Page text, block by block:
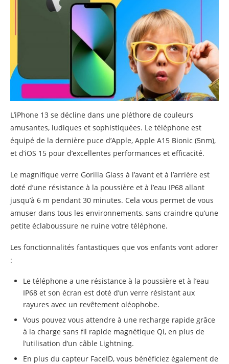
L’iPhone 13 se décline dans une pléthore de couleurs
amusantes, ludiques et sophistiquées. Le téléphone est
équipé de la dernière puce d’Apple, Apple A15 Bionic (5nm),
et d’iOS 15 pour d’excellentes performances et efficacité.
Le magnifique verre Gorilla Glass à l’avant et à l’arrière est
doté d’une résistance à la poussière et à l’eau IP68 allant
jusqu’à 6 m pendant 30 minutes. Cela vous permet de vous
amuser dans tous les environnements, sans craindre qu’une
petite éclaboussure ne ruine votre téléphone.
Les fonctionnalités fantastiques que vos enfants vont adorer
:
Le téléphone a une résistance à la poussière et à l’eau
IP68 et son écran est doté d’un verre résistant aux
rayures avec un revêtement oléophobe.
Vous pouvez vous attendre à une recharge rapide grâce
à la charge sans fil rapide magnétique Qi, en plus de
l’utilisation d’un câble Lightning.
En plus du capteur FaceID, vous bénéficiez également de